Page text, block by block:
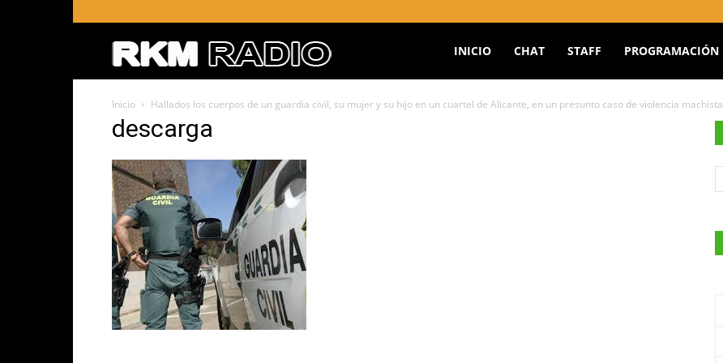
RADIO
INICIO CHAT STAFF PROGRAMACIÓN
Inicio Hallados los cuerpos de un guardia civil, su mujer y su hijo en un cuartel de Alicante, en un presunto caso de violencia machista
descarga